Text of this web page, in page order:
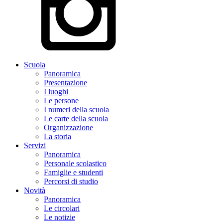
Scuola
Panoramica
Presentazione
I luoghi
Le persone
I numeri della scuola
Le carte della scuola
Organizzazione
La storia
Servizi
Panoramica
Personale scolastico
Famiglie e studenti
Percorsi di studio
Novità
Panoramica
Le circolari
Le notizie